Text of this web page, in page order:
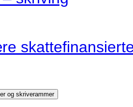
og skriverammer